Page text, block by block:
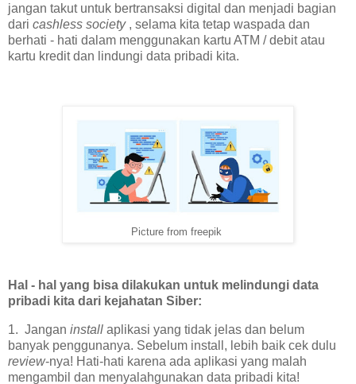
jangan takut untuk bertransaksi digital dan menjadi bagian
dari cashless society, selama kita tetap waspada dan
berhati - hati dalam menggunakan kartu ATM / debit atau
kartu kredit dan lindungi data pribadi kita.
Picture from freepik
Hal - hal yang bisa dilakukan untuk melindungi data
pribadi kita dari kejahatan Siber:
1. Jangan install aplikasi yang tidak jelas dan belum
banyak penggunanya. Sebelum install, lebih baik cek dulu
review-nya! Hati-hati karena ada aplikasi yang malah
mengambil dan menyalahgunakan data pribadi kita!